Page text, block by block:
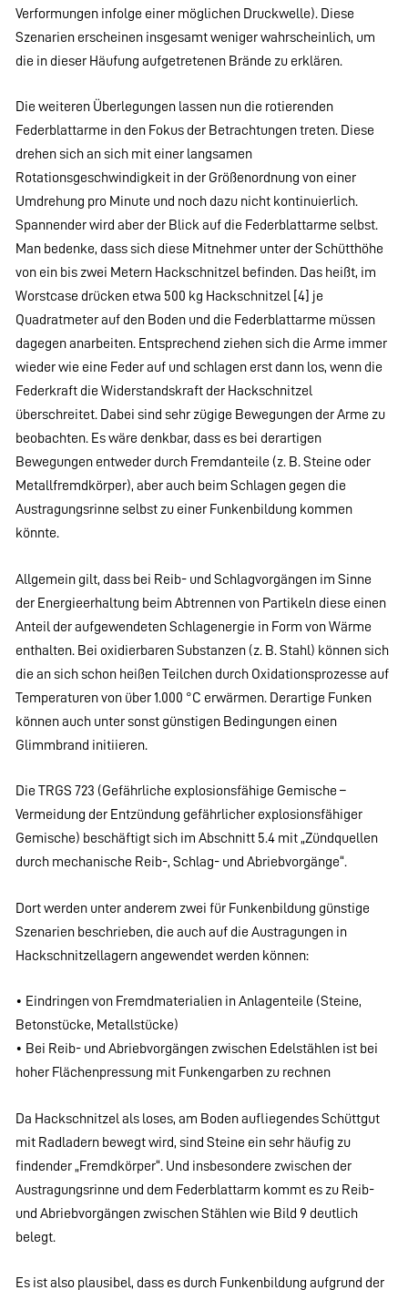
Verformungen infolge einer möglichen Druckwelle). Diese
Szenarien erscheinen insgesamt weniger wahrscheinlich, um
die in dieser Häufung aufgetretenen Brände zu erklären.
Die weiteren Überlegungen lassen nun die rotierenden
Federblattarme in den Fokus der Betrachtungen treten. Diese
drehen sich an sich mit einer langsamen
Rotationsgeschwindigkeit in der Größenordnung von einer
Umdrehung pro Minute und noch dazu nicht kontinuierlich.
Spannender wird aber der Blick auf die Federblattarme selbst.
Man bedenke, dass sich diese Mitnehmer unter der Schütthöhe
von ein bis zwei Metern Hackschnitzel befinden. Das heißt, im
Worstcase drücken etwa 500 kg Hackschnitzel [4] je
Quadratmeter auf den Boden und die Federblattarme müssen
dagegen anarbeiten. Entsprechend ziehen sich die Arme immer
wieder wie eine Feder auf und schlagen erst dann los, wenn die
Federkraft die Widerstandskraft der Hackschnitzel
überschreitet. Dabei sind sehr zügige Bewegungen der Arme zu
beobachten. Es wäre denkbar, dass es bei derartigen
Bewegungen entweder durch Fremdanteile (z. B. Steine oder
Metallfremdkörper), aber auch beim Schlagen gegen die
Austragungsrinne selbst zu einer Funkenbildung kommen
könnte.
Allgemein gilt, dass bei Reib- und Schlagvorgängen im Sinne
der Energieerhaltung beim Abtrennen von Partikeln diese einen
Anteil der aufgewendeten Schlagenergie in Form von Wärme
enthalten. Bei oxidierbaren Substanzen (z. B. Stahl) können sich
die an sich schon heißen Teilchen durch Oxidationsprozesse auf
Temperaturen von über 1.000 °C erwärmen. Derartige Funken
können auch unter sonst günstigen Bedingungen einen
Glimmbrand initiieren.
Die TRGS 723 (Gefährliche explosionsfähige Gemische –
Vermeidung der Entzündung gefährlicher explosionsfähiger
Gemische) beschäftigt sich im Abschnitt 5.4 mit „Zündquellen
durch mechanische Reib-, Schlag- und Abriebvorgänge“.
Dort werden unter anderem zwei für Funkenbildung günstige
Szenarien beschrieben, die auch auf die Austragungen in
Hackschnitzellagern angewendet werden können:
• Eindringen von Fremdmaterialien in Anlagenteile (Steine,
Betonstücke, Metallstücke)
• Bei Reib- und Abriebvorgängen zwischen Edelstählen ist bei
hoher Flächenpressung mit Funkengarben zu rechnen
Da Hackschnitzel als loses, am Boden aufliegendes Schüttgut
mit Radladern bewegt wird, sind Steine ein sehr häufig zu
findender „Fremdkörper“. Und insbesondere zwischen der
Austragungsrinne und dem Federblattarm kommt es zu Reib-
und Abriebvorgängen zwischen Stählen wie Bild 9 deutlich
belegt.
Es ist also plausibel, dass es durch Funkenbildung aufgrund der